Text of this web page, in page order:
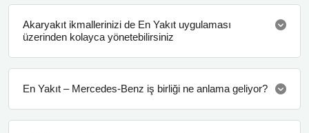
Akaryakıt ikmallerinizi de En Yakıt uygulaması
üzerinden kolayca yönetebilirsiniz
En Yakıt – Mercedes-Benz iş birliği ne anlama geliyor?